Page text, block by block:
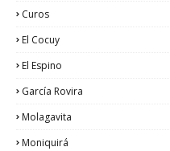
Curos
El Cocuy
El Espino
García Rovira
Molagavita
Moniquirá